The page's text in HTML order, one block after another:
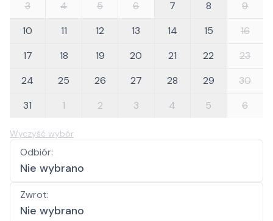
3
4 5 6 7 8
9
10
11 12 13 14 15
16
17
18 19 20 21 22
23
24
25 26 27 28 29
30
31
1 2 3 4 5 6
Wyczyść wybór
Odbiór:
Nie wybrano
Zwrot:
Nie wybrano